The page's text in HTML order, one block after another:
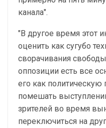
канала".
"В другое время этот
оценить как сугубо
сворачивания
оппозиции есть все
его как
помешать
зрителей во время
переключиться на